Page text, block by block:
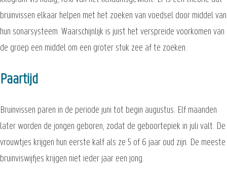
bruinvissen elkaar helpen met het zoeken van voedsel door middel van
hun sonarsysteem. Waarschijnlijk is juist het verspreide voorkomen van
de groep een middel om een groter stuk zee af te zoeken.
Paartijd
Bruinvissen paren in de periode juni tot begin augustus. Elf maanden
later worden de jongen geboren, zodat de geboortepiek in juli valt. De
vrouwtjes krijgen hun eerste kalf als ze 5 of 6 jaar oud zijn. De meeste
bruinviswijfjes krijgen niet ieder jaar een jong.